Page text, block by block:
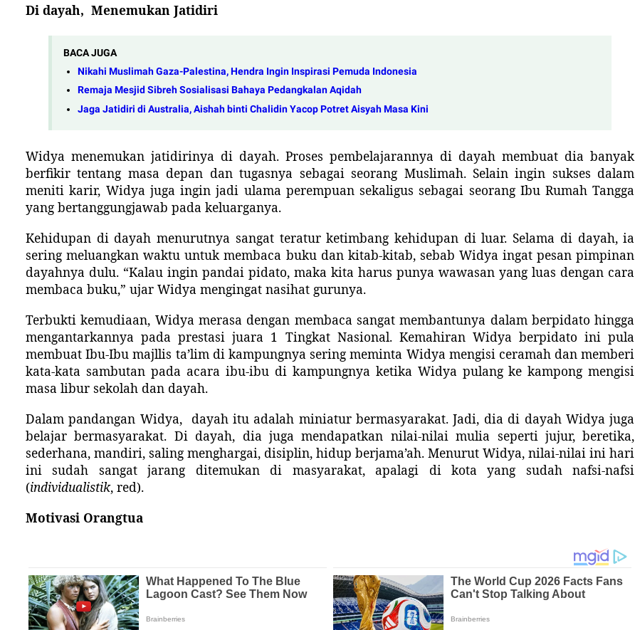
Di dayah, Menemukan Jatidiri
BACA JUGA
Nikahi Muslimah Gaza-Palestina, Hendra Ingin Inspirasi Pemuda Indonesia
Remaja Mesjid Sibreh Sosialisasi Bahaya Pedangkalan Aqidah
Jaga Jatidiri di Australia, Aishah binti Chalidin Yacop Potret Aisyah Masa Kini
Widya menemukan jatidirinya di dayah. Proses pembelajarannya di dayah membuat dia banyak
berfikir tentang masa depan dan tugasnya sebagai seorang Muslimah. Selain ingin sukses dalam
meniti karir, Widya juga ingin jadi ulama perempuan sekaligus sebagai seorang Ibu Rumah Tangga
yang bertanggungjawab pada keluarganya.
Kehidupan di dayah menurutnya sangat teratur ketimbang kehidupan di luar. Selama di dayah, ia
sering meluangkan waktu untuk membaca buku dan kitab-kitab, sebab Widya ingat pesan pimpinan
dayahnya dulu. “Kalau ingin pandai pidato, maka kita harus punya wawasan yang luas dengan cara
membaca buku,” ujar Widya mengingat nasihat gurunya.
Terbukti kemudiaan, Widya merasa dengan membaca sangat membantunya dalam berpidato hingga
mengantarkannya pada prestasi juara 1 Tingkat Nasional. Kemahiran Widya berpidato ini pula
membuat Ibu-Ibu majllis ta’lim di kampungnya sering meminta Widya mengisi ceramah dan memberi
kata-kata sambutan pada acara ibu-ibu di kampungnya ketika Widya pulang ke kampong mengisi
masa libur sekolah dan dayah.
Dalam pandangan Widya,
dayah itu adalah miniatur bermasyarakat. Jadi, dia di dayah Widya juga
belajar bermasyarakat. Di dayah, dia juga mendapatkan nilai-nilai mulia seperti jujur, beretika,
sederhana, mandiri, saling menghargai, disiplin, hidup berjama’ah. Menurut Widya, nilai-nilai ini hari
ini sudah sangat jarang ditemukan di masyarakat, apalagi di kota yang sudah nafsi-nafsi
(individualistik, red).
Motivasi Orangtua